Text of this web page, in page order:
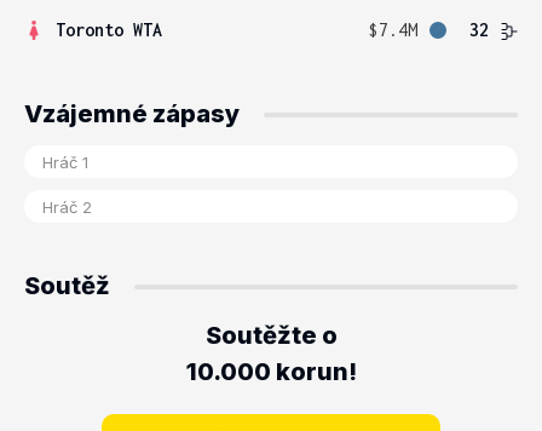
Toronto WTA
$7.4M 32
Vzájemné zápasy
Soutěž
Soutěžte o
10.000 korun!